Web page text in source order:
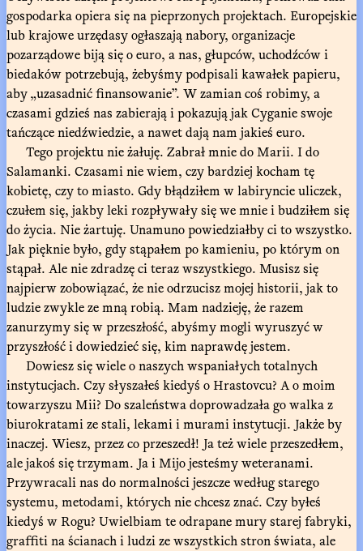
gospodarka opiera się na pieprzonych projektach. Europejskie
lub krajowe urzędasy ogłaszają nabory, organizacje
pozarządowe biją się o euro, a nas, głupców, uchodźców i
biedaków potrzebują, żebyśmy podpisali kawałek papieru,
aby „uzasadnić finansowanie”. W zamian coś robimy, a
czasami gdzieś nas zabierają i pokazują jak Cyganie swoje
tańczące niedźwiedzie, a nawet dają nam jakieś euro.
Tego projektu nie żałuję. Zabrał mnie do Marii. I do
Salamanki. Czasami nie wiem, czy bardziej kocham tę
kobietę, czy to miasto. Gdy błądziłem w labiryncie uliczek,
czułem się, jakby leki rozpływały się we mnie i budziłem się
do życia. Nie żartuję. Unamuno powiedziałby ci to wszystko.
Jak pięknie było, gdy stąpałem po kamieniu, po którym on
stąpał. Ale nie zdradzę ci teraz wszystkiego. Musisz się
najpierw zobowiązać, że nie odrzucisz mojej historii, jak to
ludzie zwykle ze mną robią. Mam nadzieję, że razem
zanurzymy się w przeszłość, abyśmy mogli wyruszyć w
przyszłość i dowiedzieć się, kim naprawdę jestem.
Dowiesz się wiele o naszych wspaniałych totalnych
instytucjach. Czy słyszałeś kiedyś o Hrastovcu? A o moim
towarzyszu Mii? Do szaleństwa doprowadzała go walka z
biurokratami ze stali, lekami i murami instytucji. Jakże by
inaczej. Wiesz, przez co przeszedł! Ja też wiele przeszedłem,
ale jakoś się trzymam. Ja i Mijo jesteśmy weteranami.
Przywracali nas do normalności jeszcze według starego
systemu, metodami, których nie chcesz znać. Czy byłeś
kiedyś w Rogu? Uwielbiam te odrapane mury starej fabryki,
graffiti na ścianach i ludzi ze wszystkich stron świata, ale